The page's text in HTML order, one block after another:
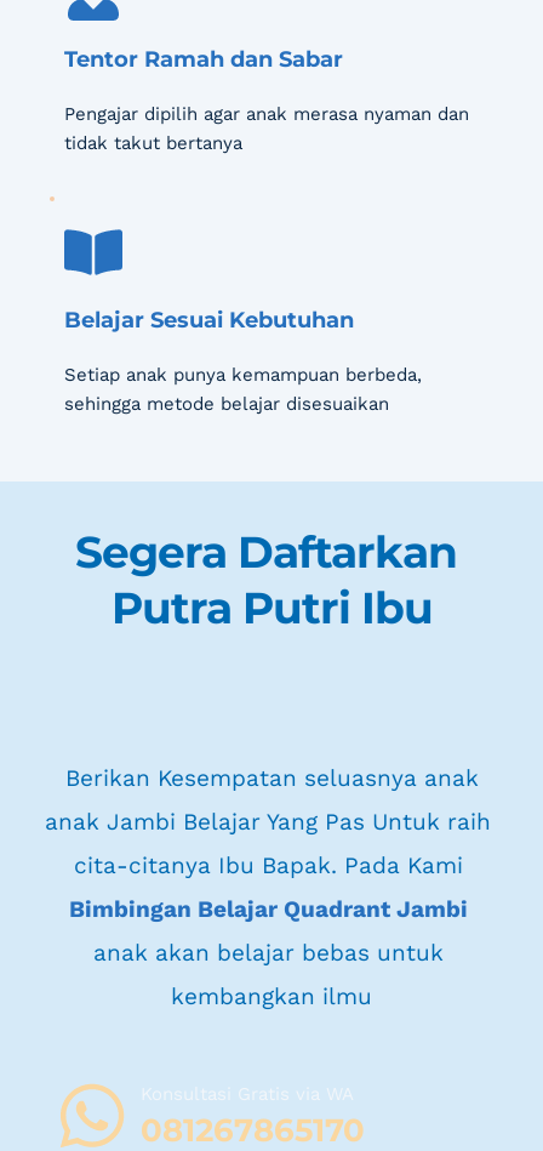
Tentor Ramah dan Sabar
Pengajar dipilih agar anak merasa nyaman dan
tidak takut bertanya
Belajar Sesuai Kebutuhan
Setiap anak punya kemampuan berbeda,
sehingga metode belajar disesuaikan
Segera Daftarkan
Putra Putri Ibu
anak Jambi Belajar Yang Pas Untuk raih
Bimbingan Belajar Quadrant Jambi
anak akan belajar bebas untuk
kembangkan ilmu
Konsultasi Gratis via WA
081267865170